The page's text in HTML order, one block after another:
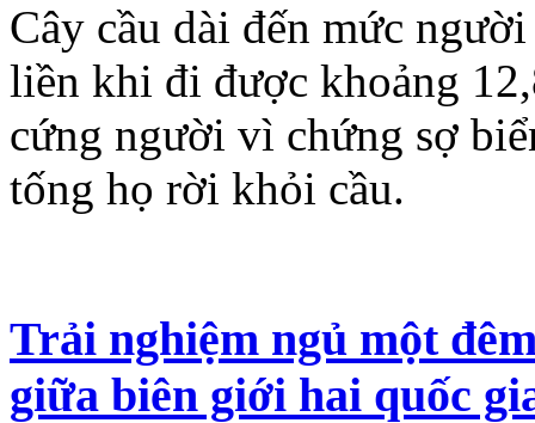
Cây cầu dài đến mức
liền khi đi được khoảng
cứng người vì chứng sợ
tống họ rời khỏi cầu.
Trải nghiệm ngủ một
giữa biên giới hai quốc